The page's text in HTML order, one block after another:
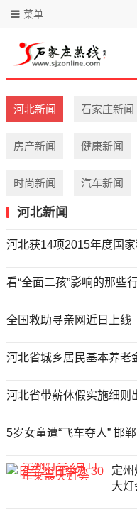
菜单
河北新闻 石家庄新闻
房产新闻 健康新闻
时尚新闻 汽车新闻
河北新闻
河北获14项2015年度国
看“全面二孩”影响的那些
全国救助寻亲网近日上线
河北省城乡居民基本养老
河北省带薪休假实施细则
5岁女童遭“飞车夺人” 邯
定
大灯